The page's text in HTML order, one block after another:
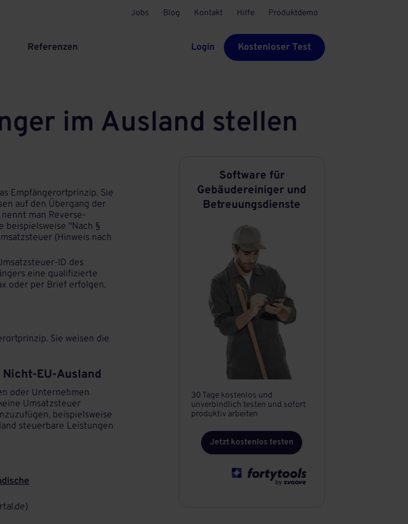
Jobs Blog Kontakt Hilfe Produktdemo
Referenzen Login Kostenloser Test
im Ausland stellen
Empfängerortprinzip. Sie
auf den Übergang der
man Reverse-
beispielsweise "Nach §
(Hinweis nach
ID des
eine qualifizierte
oder per Brief erfolgen.
Sie weisen die
EU-Ausland
oder Unternehmen
Umsatzsteuer
beispielsweise
steuerbare Leistungen
Software für
Gebäudereiniger und
Betreuungsdienste
30 Tage kostenlos und
unverbindlich testen und sofort
produktiv arbeiten
Jetzt kostenlos testen